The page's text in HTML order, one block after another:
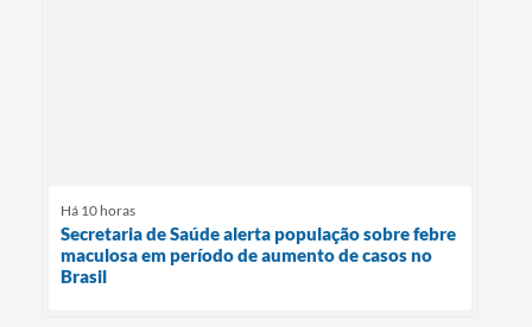
Há 10 horas
Secretaria de Saúde alerta população sobre febre
maculosa em período de aumento de casos no
Brasil